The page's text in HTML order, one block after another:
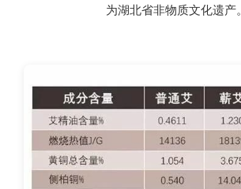
为湖北省非物质文化遗产。